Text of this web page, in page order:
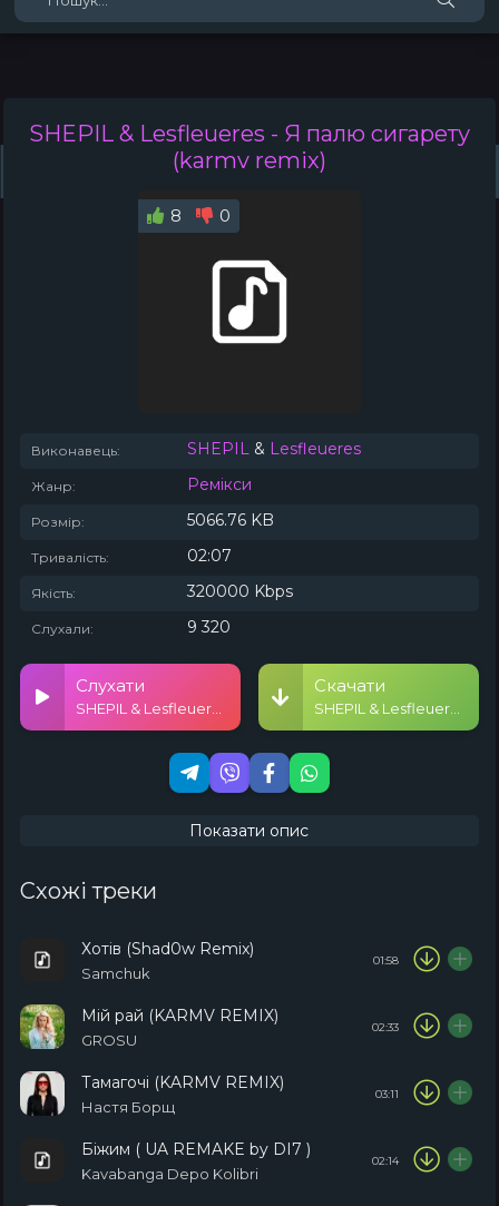
SHEPIL & Lesfleueres - Я палю сигарету
(karmv remix)
8 0
Виконавець: SHEPIL & Lesfleueres
Жанр: Ремікси
Розмір: 5066.76 KB
Тривалість: 02:07
Якість: 320000 Kbps
Слухали: 9 320
Слухати Скачати
Показати опис
Схожі треки
Хотів (Shad0w Remix)
Samchuk
01:58
Мій рай (KARMV REMIX)
GROSU
02:33
Тамагочі (KARMV REMIX)
Настя Борщ
03:11
Біжим ( UA REMAKE by DI7 )
Kavabanga Depo Kolibri
02:14